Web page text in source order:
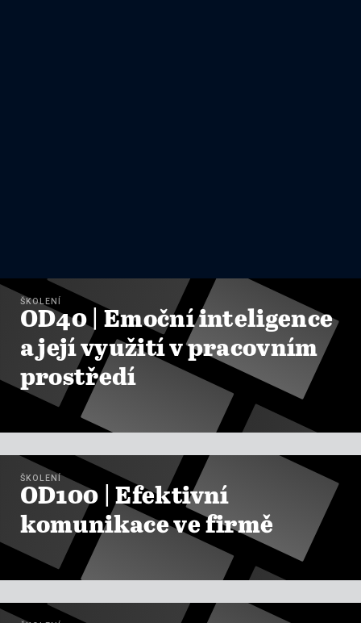
ŠKOLENÍ
OD40 | Emoční inteligence
a její využití v pracovním
prostředí
ZOBRAZIT KURZY 
ŠKOLENÍ
OD100 | Efektivní
komunikace ve firmě
ZOBRAZIT KURZY 